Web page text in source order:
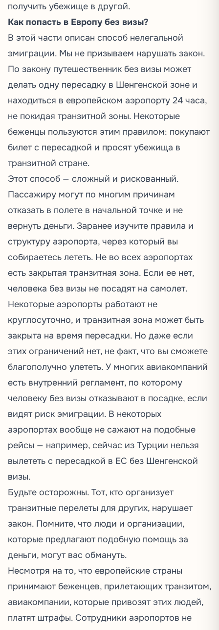
получить убежище в другой.
Как попасть в Европу без визы?
В этой части описан способ нелегальной
эмиграции. Мы не призываем нарушать закон.
По закону путешественник без визы может
делать одну пересадку в Шенгенской зоне и
находиться в европейском аэропорту 24 часа,
не покидая транзитной зоны. Некоторые
беженцы пользуются этим правилом: покупают
билет с пересадкой и просят убежища в
транзитной стране.
Этот способ — сложный и рискованный.
Пассажиру могут по многим причинам
отказать в полете в начальной точке и не
вернуть деньги. Заранее изучите правила и
структуру аэропорта, через который вы
собираетесь лететь. Не во всех аэропортах
есть закрытая транзитная зона. Если ее нет,
человека без визы не посадят на самолет.
Некоторые аэропорты работают не
круглосуточно, и транзитная зона может быть
закрыта на время пересадки. Но даже если
этих ограничений нет, не факт, что вы сможете
благополучно улететь. У многих авиакомпаний
есть внутренний регламент, по которому
человеку без визы отказывают в посадке, если
видят риск эмиграции. В некоторых
аэропортах вообще не сажают на подобные
рейсы — например, сейчас из Турции нельзя
вылететь с пересадкой в ЕС без Шенгенской
визы.
Будьте осторожны. Тот, кто организует
транзитные перелеты для других, нарушает
закон. Помните, что люди и организации,
которые предлагают подобную помощь за
деньги, могут вас обмануть.
Несмотря на то, что европейские страны
принимают беженцев, прилетающих транзитом,
авиакомпании, которые привозят этих людей,
платят штрафы. Сотрудники аэропортов не